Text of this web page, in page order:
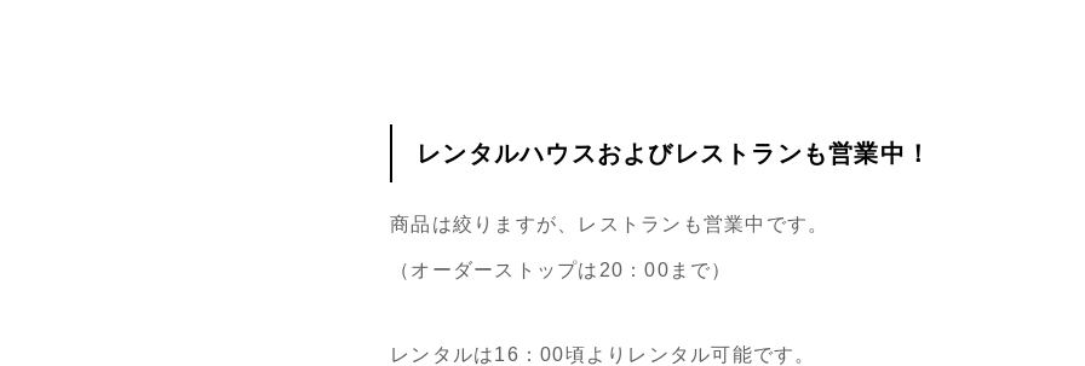
レンタルハウスおよびレストランも営業中！
商品は絞りますが、レストランも営業中です。
（オーダーストップは20：00まで）
レンタルは16：00頃よりレンタル可能です。